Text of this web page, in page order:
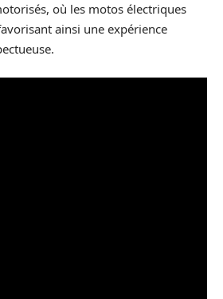
où les motos électriques
ainsi une expérience